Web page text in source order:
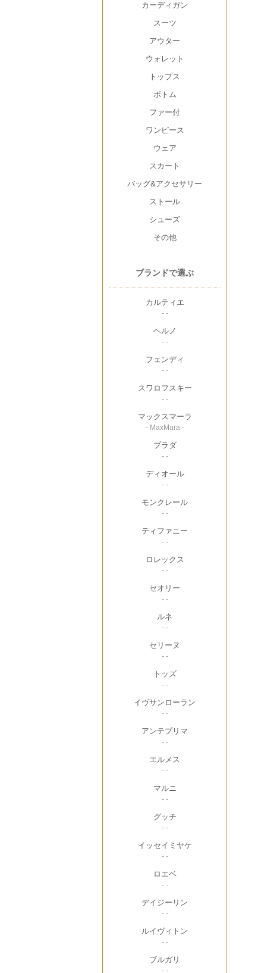
カーディガン
スーツ
アウター
ウォレット
トップス
ボトム
ファー付
ワンピース
ウェア
スカート
バッグ&アクセサリー
ストール
シューズ
その他
ブランドで選ぶ
カルティエ
- -
ヘルノ
- -
フェンディ
- -
スワロフスキー
- -
マックスマーラ
- MaxMara -
プラダ
- -
ディオール
- -
モンクレール
- -
ティファニー
- -
ロレックス
- -
セオリー
- -
ルネ
- -
セリーヌ
- -
トッズ
- -
イヴサンローラン
- -
アンテプリマ
- -
エルメス
- -
マルニ
- -
グッチ
- -
イッセイミヤケ
- -
ロエベ
- -
デイジーリン
- -
ルイヴィトン
- -
ブルガリ
- -